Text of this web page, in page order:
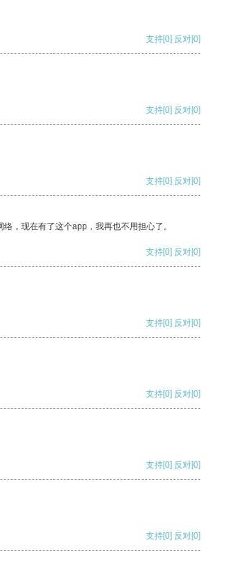
支持[0] 反对[0]
支持[0] 反对[0]
支持[0] 反对[0]
，现在有了这个app，我再也不用担心了。
支持[0] 反对[0]
支持[0] 反对[0]
支持[0] 反对[0]
支持[0] 反对[0]
支持[0] 反对[0]